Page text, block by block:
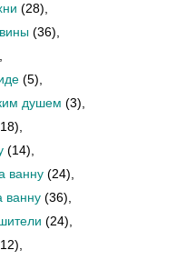
(28)
(36)
(5)
душем (3)
(14)
ванну (24)
ванну (36)
(24)